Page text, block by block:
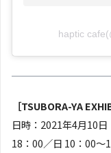
haptic
［TSUBORA-YA
日時：2021年4月10
18：00／日 10：00〜